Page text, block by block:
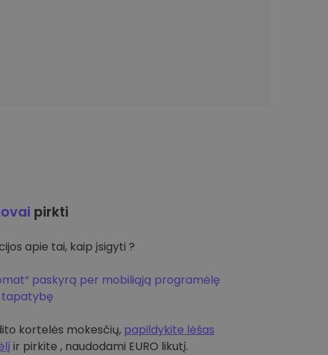
pirkti
apie tai, kaip įsigyti ?
paskyrą per mobiliąją programėlę
tapatybę
kortelės mokesčių, papildykite lėšas
ir pirkite , naudodami EURO likutį.